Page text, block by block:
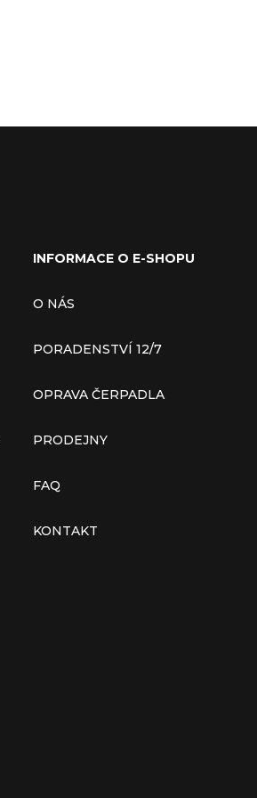
INFORMACE O E-SHOPU
O NÁS
PORADENSTVÍ 12/7
OPRAVA ČERPADLA
PRODEJNY
FAQ
KONTAKT